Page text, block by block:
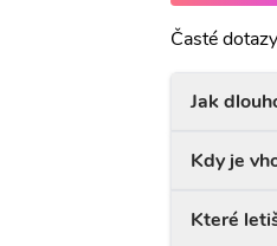
Časté
Jak
Kdy je
Které